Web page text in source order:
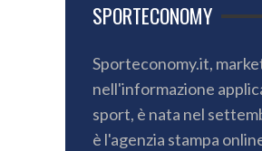
SPORTECONOMY
Sporteconomy.it,
nell'informazione
sport, è nata nel
è l'agenzia stampa